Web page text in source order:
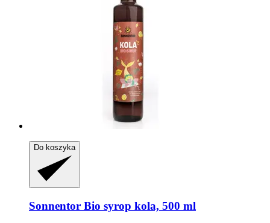
Do koszyka
Sonnentor Bio syrop kola, 500 ml